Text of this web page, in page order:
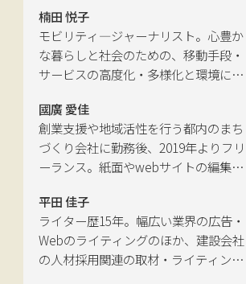
楠田 悦子
モビリティ―ジャーナリスト。心豊か
な暮らしと社会のための、移動手段・
サービスの高度化・多様化と環境につ
新聞社モビリティビジネス専門誌
『LIGARE』初代編集長を経て、2013年
に独立。国土交通省の「自転車の活用
推進に向けた有識者会議」、「交通政
共交通部会」、「MaaS関連データ検
討会」、SIP第2期自動運転（システム
とサービスの拡張）ピアレビュー委員
会などの委員を歴任。
國廣 愛佳
創業支援や地域活性を行う都内のまち
づくり会社に勤務後、2019年よりフリ
ーランス。紙面やwebサイトの編集、
どの執筆を中心に、ジャンルを問わず
活動。四国にある築100年の実家をど
う生かすかが長年の悩み。
平田 佳子
ライター歴15年。幅広い業界の広告・
Webのライティングのほか、建設会社
の人材採用関連の取材・ライティング